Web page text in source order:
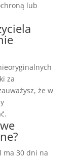
lub
za
że w
ma 30 dni na